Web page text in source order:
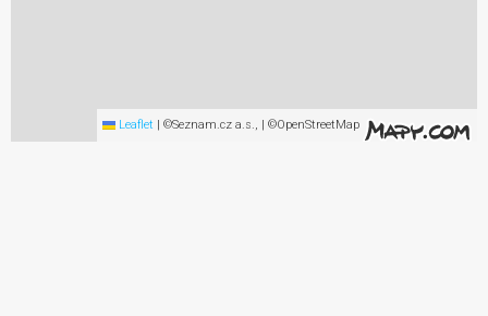
Leaflet | ©Seznam.cz a.s., | ©OpenStreetMap